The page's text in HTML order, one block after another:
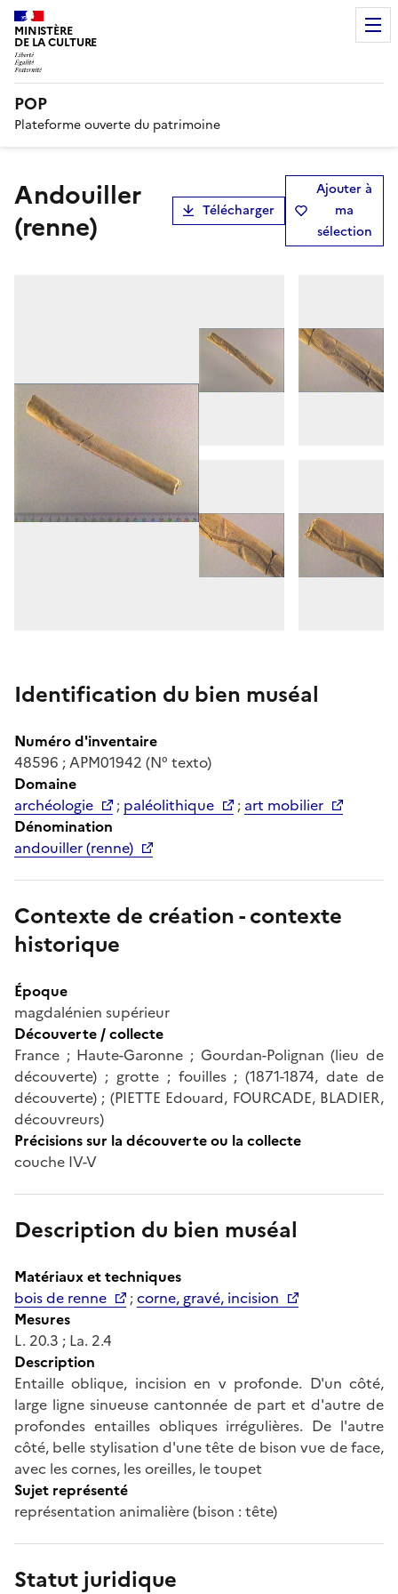
MINISTÈRE
DE LA CULTURE
POP
Plateforme ouverte du patrimoine
andouiller
(renne)
Télécharger
Ajouter à
ma
sélection
Identification du bien muséal
Numéro d'inventaire
48596 ; APM01942 (N° texto)
Domaine
archéologie
; paléolithique ; art mobilier
Dénomination
andouiller (renne)
Contexte de création - contexte
historique
Époque
magdalénien supérieur
Découverte / collecte
France ; Haute-Garonne ; Gourdan-Polignan (lieu de
découverte) ; grotte ; fouilles ; (1871-1874, date de
découverte) ; (PIETTE Edouard, FOURCADE, BLADIER,
découvreurs)
Précisions sur la découverte ou la collecte
couche IV-V
Description du bien muséal
Matériaux et techniques
bois de renne
;corne, gravé, incision
Mesures
L. 20.3 ; La. 2.4
Description
Entaille oblique, incision en v profonde. D'un côté,
large ligne sinueuse cantonnée de part et d'autre de
profondes entailles obliques irrégulières. De l'autre
côté, belle stylisation d'une tête de bison vue de face,
avec les cornes, les oreilles, le toupet
Sujet représenté
représentation animalière (bison : tête)
Statut juridique